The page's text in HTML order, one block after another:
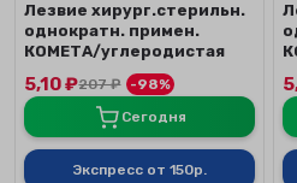
Лезвие хирург.стерильн.
однократн. примен.
КОМЕТА/углеродистая
5,10₽207₽
-98%
Сегодня
Экспресс от 150р.